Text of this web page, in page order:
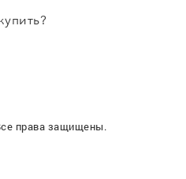
права защищены.